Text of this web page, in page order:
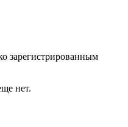
зарегистрированным
нет.